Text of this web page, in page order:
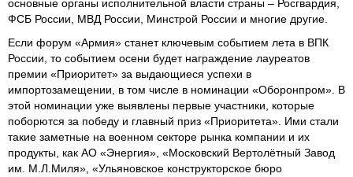
основные органы исполнительной власти страны – Росгвардия,
ФСБ России, МВД России, Минстрой России и многие другие.
Если форум «Армия» станет ключевым событием лета в ВПК
России, то событием осени будет награждение лауреатов
премии «Приоритет» за выдающиеся успехи в
импортозамещении, в том числе в номинации «Оборонпром». В
этой номинации уже выявлены первые участники, которые
поборются за победу и главный приз «Приоритета». Ими стали
такие заметные на военном секторе рынка компании и их
продукты, как АО «Энергия», «Московский Вертолётный Завод
им. М.Л.Миля», «Ульяновское конструкторское бюро